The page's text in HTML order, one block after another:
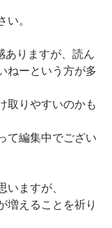
。
ありますが、読ん
ねーという方が多
取りやすいのかも
て編集中でござい
ますが、
増えることを祈り